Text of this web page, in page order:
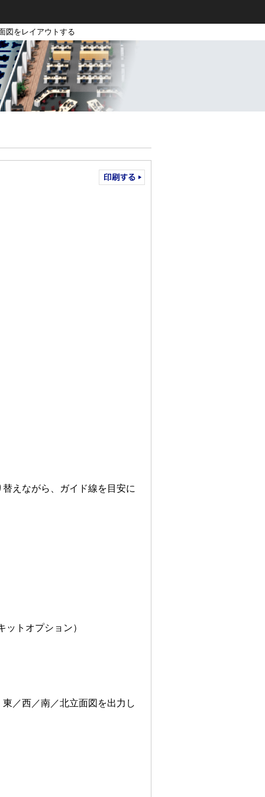
図をレイアウトする
えながら、ガイド線を目安に
トオプション）
／西／南／北立面図を出力し